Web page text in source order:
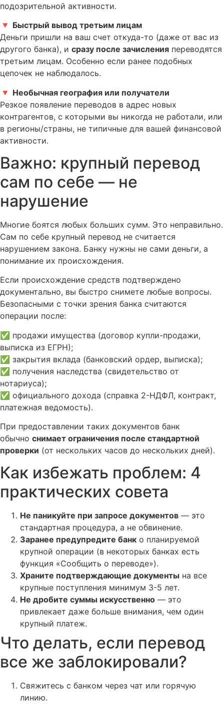
подозрительной активности.
🔻 Быстрый вывод третьим лицам
Деньги пришли на ваш счет откуда-то (даже от вас из
другого банка), и сразу после зачисления переводятся
третьим лицам. Особенно если ранее подобных
цепочек не наблюдалось.
🔻 Необычная география или получатели
Резкое появление переводов в адрес новых
контрагентов, с которыми вы никогда не работали, или
в регионы/страны, не типичные для вашей финансовой
активности.
Важно: крупный перевод
сам по себе — не
нарушение
Многие боятся любых больших сумм. Это неправильно.
Сам по себе крупный перевод не считается
нарушением закона. Банку нужны не сами деньги, а
понимание их происхождения.
Если происхождение средств подтверждено
документально, вы быстро снимете любые вопросы.
Безопасными с точки зрения банка считаются
операции после:
✅ продажи имущества (договор купли-продажи,
выписка из ЕГРН);
✅ закрытия вклада (банковский ордер, выписка);
✅ получения наследства (свидетельство от
нотариуса);
✅ официального дохода (справка 2-НДФЛ, контракт,
платежная ведомость).
При предоставлении таких документов банк
обычно снимает ограничения после стандартной
проверки (от нескольких часов до нескольких дней).
Как избежать проблем: 4
практических совета
Не паникуйте при запросе документов — это
стандартная процедура, а не обвинение.
Заранее предупредите банк о планируемой
крупной операции (в некоторых банках есть
функция «Сообщить о переводе»).
Храните подтверждающие документы на все
крупные поступления минимум 3-5 лет.
Не дробите суммы искусственно — это
привлекает даже больше внимания, чем один
крупный платеж.
Что делать, если перевод
все же заблокировали?
Свяжитесь с банком через чат или горячую
линию.